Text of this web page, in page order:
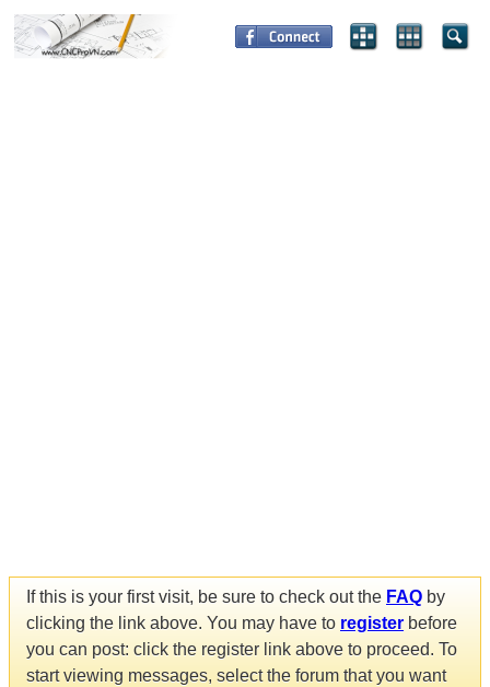
If this is your first visit, be sure to check out the FAQ by
clicking the link above. You may have to register before
you can post: click the register link above to proceed. To
start viewing messages, select the forum that you want